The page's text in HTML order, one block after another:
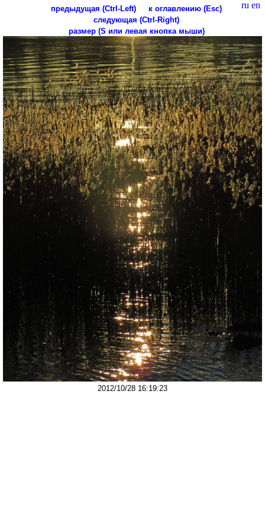
ru en
предыдущая (Ctrl-Left)
к оглавлению (Esc)
следующая (Ctrl-Right)
размер (S или левая кнопка мыши)
2012/10/28 16:19:23